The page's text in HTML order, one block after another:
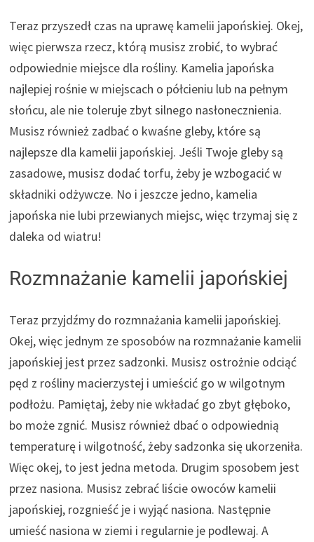
Teraz przyszedł czas na uprawę kamelii japońskiej. Okej,
więc pierwsza rzecz, którą musisz zrobić, to wybrać
odpowiednie miejsce dla rośliny. Kamelia japońska
najlepiej rośnie w miejscach o półcieniu lub na pełnym
słońcu, ale nie toleruje zbyt silnego nasłonecznienia.
Musisz również zadbać o kwaśne gleby, które są
najlepsze dla kamelii japońskiej. Jeśli Twoje gleby są
zasadowe, musisz dodać torfu, żeby je wzbogacić w
składniki odżywcze. No i jeszcze jedno, kamelia
japońska nie lubi przewianych miejsc, więc trzymaj się z
daleka od wiatru!
Rozmnażanie kamelii japońskiej
Teraz przyjdźmy do rozmnażania kamelii japońskiej.
Okej, więc jednym ze sposobów na rozmnażanie kamelii
japońskiej jest przez sadzonki. Musisz ostrożnie odciąć
pęd z rośliny macierzystej i umieścić go w wilgotnym
podłożu. Pamiętaj, żeby nie wkładać go zbyt głęboko,
bo może zgnić. Musisz również dbać o odpowiednią
temperaturę i wilgotność, żeby sadzonka się ukorzeniła.
Więc okej, to jest jedna metoda. Drugim sposobem jest
przez nasiona. Musisz zebrać liście owoców kamelii
japońskiej, rozgnieść je i wyjąć nasiona. Następnie
umieść nasiona w ziemi i regularnie je podlewaj. A